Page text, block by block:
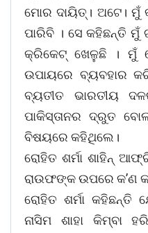
ମୋର ଦାୟିତ୍। ଅଟେ। ମୁଁ
ପାରିବି । ସେ କହିଛନ୍ତି ମୁଁ
କ୍ରିକେଟ୍ ଖେଳୁଛି । ମୁଁ
ଉପାୟରେ ବ୍ୟବହାର
ବ୍ୟତୀତ ଭାରତୀୟ
ପାକିସ୍ତାନର ଦ୍ରୁତ
ବିଷୟରେ କହିଥିଲେ।
ରୋହିତ ଶର୍ମା ଶାହିନ୍
ରାଉଫଙ୍କ ଉପରେ କ’ଣ
ରୋହିତ ଶର୍ମା କହିଛନ୍ତି
ନାସିମ ଶାହା କିମ୍ବା